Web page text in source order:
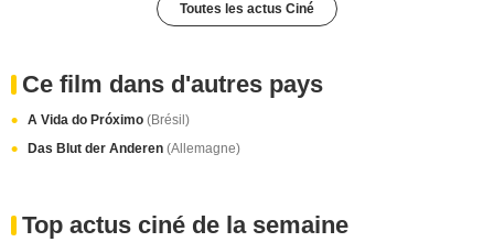
Toutes les actus Ciné
Ce film dans d'autres pays
A Vida do Próximo (Brésil)
Das Blut der Anderen (Allemagne)
Top actus ciné de la semaine